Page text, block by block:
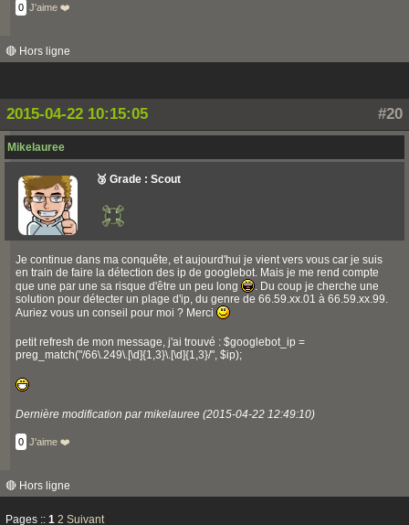
0 J'aime ❤️
🔴 Hors ligne
#20
2015-04-22 10:15:05
Mikelauree
🥉 Grade : Scout
Je continue dans ma conquête, et aujourd'hui je vient vers vous car je suis
en train de faire la détection des ip de googlebot. Mais je me rend compte
que une par une sa risque d'être un peu long
. Du coup je cherche une
solution pour détecter un plage d'ip, du genre de 66.59.xx.01 à 66.59.xx.99.
Auriez vous un conseil pour moi ? Merci
petit refresh de mon message, j'ai trouvé : $googlebot_ip =
preg_match("/66\.249\.[\d]{1,3}\.[\d]{1,3}/", $ip);
Dernière modification par mikelauree (2015-04-22 12:49:10)
0 J'aime ❤️
🔴 Hors ligne
Pages :: 1 2 Suivant